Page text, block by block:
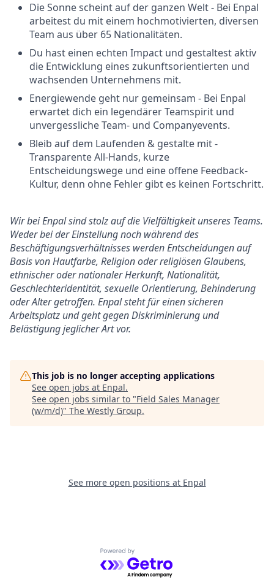
Die Sonne scheint auf der ganzen Welt - Bei Enpal
arbeitest du mit einem hochmotivierten, diversen
Team aus über 65 Nationalitäten.
Du hast einen echten Impact und gestaltest aktiv
die Entwicklung eines zukunftsorientierten und
wachsenden Unternehmens mit.
Energiewende geht nur gemeinsam - Bei Enpal
erwartet dich ein legendärer Teamspirit und
unvergessliche Team- und Companyevents.
Bleib auf dem Laufenden & gestalte mit -
Transparente All-Hands, kurze
Entscheidungswege und eine offene Feedback-
Kultur, denn ohne Fehler gibt es keinen Fortschritt.
Wir bei Enpal sind stolz auf die Vielfältigkeit unseres Teams.
Weder bei der Einstellung noch während des
Beschäftigungsverhältnisses werden Entscheidungen auf
Basis von Hautfarbe, Religion oder religiösen Glaubens,
ethnischer oder nationaler Herkunft, Nationalität,
Geschlechteridentität, sexuelle Orientierung, Behinderung
oder Alter getroffen. Enpal steht für einen sicheren
Arbeitsplatz und geht gegen Diskriminierung und
Belästigung jeglicher Art vor.
This job is no longer accepting applications
See open jobs at Enpal.
See open jobs similar to "Field Sales Manager
(w/m/d)" The Westly Group.
See more open positions at Enpal
Powered by Getro.com